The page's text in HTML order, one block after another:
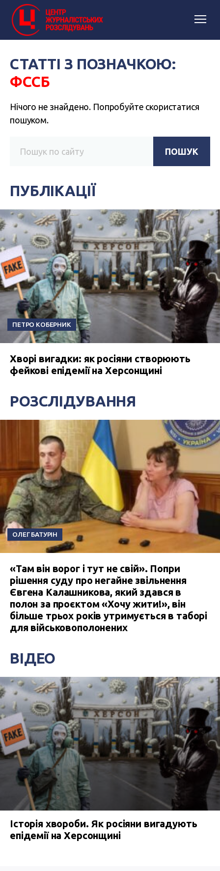
СТАТТІ З ПОЗНАЧКОЮ:
ФССБ
Нічого не знайдено. Попробуйте скористатися
пошуком.
ПОШУК
ПУБЛІКАЦІЇ
ПЕТРО КОБЕРНИК
Хворі вигадки: як росіяни створюють
фейкові епідемії на Херсонщині
РОЗСЛІДУВАННЯ
ОЛЕГ БАТУРІН
«Там він ворог і тут не свій». Попри
рішення суду про негайне звільнення
Євгена Калашникова, який здався в
полон за проєктом «Хочу жити!», він
більше трьох років утримується в таборі
для військовополонених
ВІДЕО
Історія хвороби. Як росіяни вигадують
епідемії на Херсонщині